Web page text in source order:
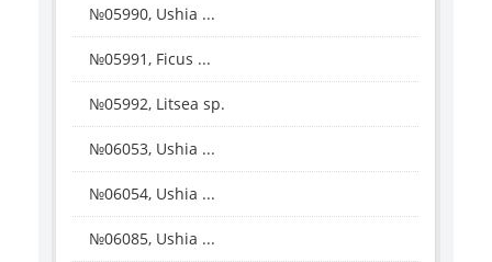
№05990, Ushia ...
№05991, Ficus ...
№05992, Litsea sp.
№06053, Ushia ...
№06054, Ushia ...
№06085, Ushia ...